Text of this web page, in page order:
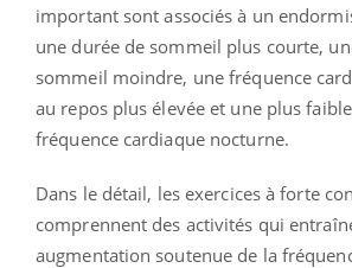
important sont associés à un
une durée de sommeil plus courte,
sommeil moindre, une fréquence
au repos plus élevée et une plus
fréquence cardiaque nocturne.
Dans le détail, les exercices à forte
comprennent des activités qui
augmentation soutenue de la